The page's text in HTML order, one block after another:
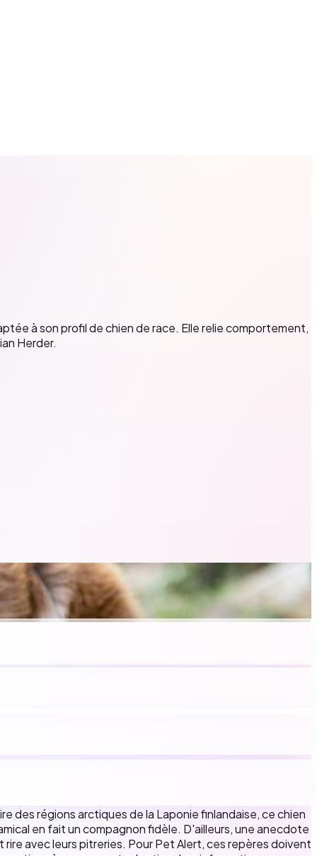
à son profil de chien de race. Elle relie comportement,
Herder.
des régions arctiques de la Laponie finlandaise, ce chien
en fait un compagnon fidèle. D'ailleurs, une anecdote
avec leurs pitreries. Pour Pet Alert, ces repères doivent